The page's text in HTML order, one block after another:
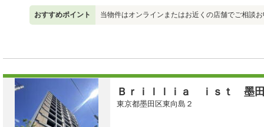
おすすめポイント 当物件はオンラインまたはお近くの店舗でご相談
Ｂｒｉｌｌｉａ ｉｓｔ 墨
東京都墨田区東向島２